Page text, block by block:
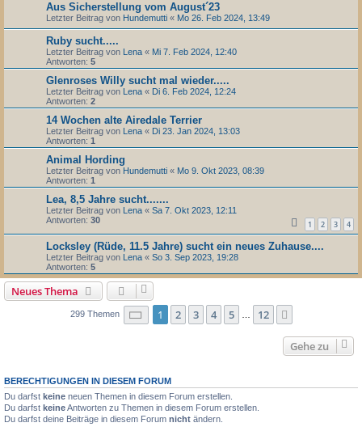
Aus Sicherstellung vom August´23
Letzter Beitrag von Hundemutti « Mo 26. Feb 2024, 13:49
Ruby sucht.....
Letzter Beitrag von Lena « Mi 7. Feb 2024, 12:40
Antworten: 5
Glenroses Willy sucht mal wieder.....
Letzter Beitrag von Lena « Di 6. Feb 2024, 12:24
Antworten: 2
14 Wochen alte Airedale Terrier
Letzter Beitrag von Lena « Di 23. Jan 2024, 13:03
Antworten: 1
Animal Hording
Letzter Beitrag von Hundemutti « Mo 9. Okt 2023, 08:39
Antworten: 1
Lea, 8,5 Jahre sucht.......
Letzter Beitrag von Lena « Sa 7. Okt 2023, 12:11
Antworten: 30 1 2 3 4
Locksley (Rüde, 11.5 Jahre) sucht ein neues Zuhause....
Letzter Beitrag von Lena « So 3. Sep 2023, 19:28
Antworten: 5
Neues Thema
299 Themen Seite 1von 12
1 2 3 4 5 12
Gehe zu
BERECHTIGUNGEN IN DIESEM FORUM
Du darfst keine neuen Themen in diesem Forum erstellen.
Du darfst keineAntworten zu Themen in diesem Forum erstellen.
Du darfst deine Beiträge in diesem Forum nicht ändern.